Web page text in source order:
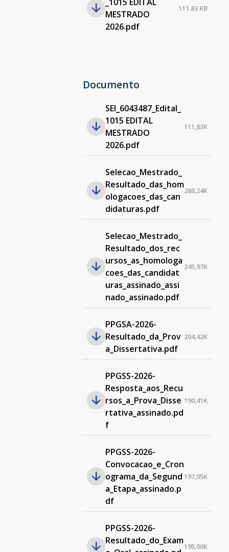
MESTRADO
2026.pdf
111.83 KB
Documento
SEI_6043487_Edital_
1015 EDITAL
MESTRADO
2026.pdf
111,83K
Selecao_Mestrado_
Resultado_das_hom
ologacoes_das_can
didaturas.pdf
280,24K
Selecao_Mestrado_
Resultado_dos_rec
ursos_as_homologa
coes_das_candidat
uras_assinado_assi
nado_assinado.pdf
245,97K
PPGSA-2026-
Resultado_da_Prov
a_Dissertativa.pdf
204,42K
PPGSS-2026-
Resposta_aos_Recu
rsos_a_Prova_Disse
rtativa_assinado.pd
f
190,41K
PPGSS-2026-
Convocacao_e_Cron
ograma_da_Segund
a_Etapa_assinado.p
df
197,05K
PPGSS-2026-
Resultado_do_Exam
195,00K